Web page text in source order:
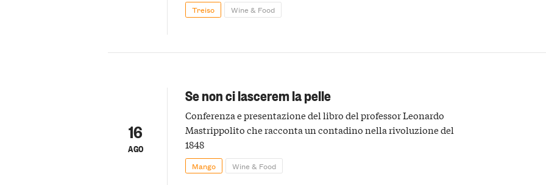
Treiso Wine & Food
16
AGO
Se non ci lascerem la pelle
Conferenza e presentazione del libro del professor Leonardo
Mastrippolito che racconta un contadino nella rivoluzione del
1848
Mango Wine & Food